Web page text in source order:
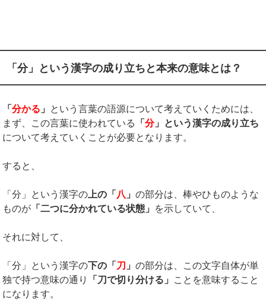
「分」という漢字の成り立ちと本来の意味とは？
「分かる 」 という言葉の語源について考えていくためには、
まず、この言葉に使われている
「分」という漢字の成り立ち
について考えていくことが必要となります。
すると、
「分」という漢字の 上の「 八 」の部分は、棒やひものような
ものが 「二つに分かれている状態」 を示していて、
それに対して、
「分」という漢字の下の「 刀 」の部分は、この文字自体が単
独で持つ意味の通り
「刀で切り分ける」 ことを意味すること
になります。